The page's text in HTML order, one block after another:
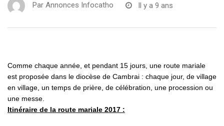
Par Annonces Infocatho Il y a 9 ans
Comme chaque année, et pendant 15 jours, une route mariale
est proposée dans le diocèse de Cambrai : chaque jour, de village
en village, un temps de prière, de célébration, une procession ou
une messe.
Itinéraire de la route mariale 2017 :